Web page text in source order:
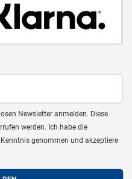
Newsletter anmelden. Diese
werden. Ich habe die
genommen und akzeptiere